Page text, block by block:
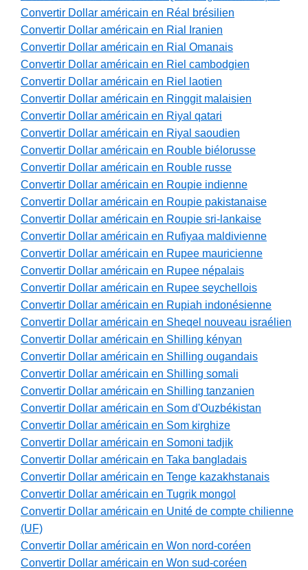
Convertir Dollar américain en Réal brésilien
Convertir Dollar américain en Rial Iranien
Convertir Dollar américain en Rial Omanais
Convertir Dollar américain en Riel cambodgien
Convertir Dollar américain en Riel laotien
Convertir Dollar américain en Ringgit malaisien
Convertir Dollar américain en Riyal qatari
Convertir Dollar américain en Riyal saoudien
Convertir Dollar américain en Rouble biélorusse
Convertir Dollar américain en Rouble russe
Convertir Dollar américain en Roupie indienne
Convertir Dollar américain en Roupie pakistanaise
Convertir Dollar américain en Roupie sri-lankaise
Convertir Dollar américain en Rufiyaa maldivienne
Convertir Dollar américain en Rupee mauricienne
Convertir Dollar américain en Rupee népalais
Convertir Dollar américain en Rupee seychellois
Convertir Dollar américain en Rupiah indonésienne
Convertir Dollar américain en Sheqel nouveau israélien
Convertir Dollar américain en Shilling kényan
Convertir Dollar américain en Shilling ougandais
Convertir Dollar américain en Shilling somali
Convertir Dollar américain en Shilling tanzanien
Convertir Dollar américain en Som d'Ouzbékistan
Convertir Dollar américain en Som kirghize
Convertir Dollar américain en Somoni tadjik
Convertir Dollar américain en Taka bangladais
Convertir Dollar américain en Tenge kazakhstanais
Convertir Dollar américain en Tugrik mongol
Convertir Dollar américain en Unité de compte chilienne
(UF)
Convertir Dollar américain en Won nord-coréen
Convertir Dollar américain en Won sud-coréen